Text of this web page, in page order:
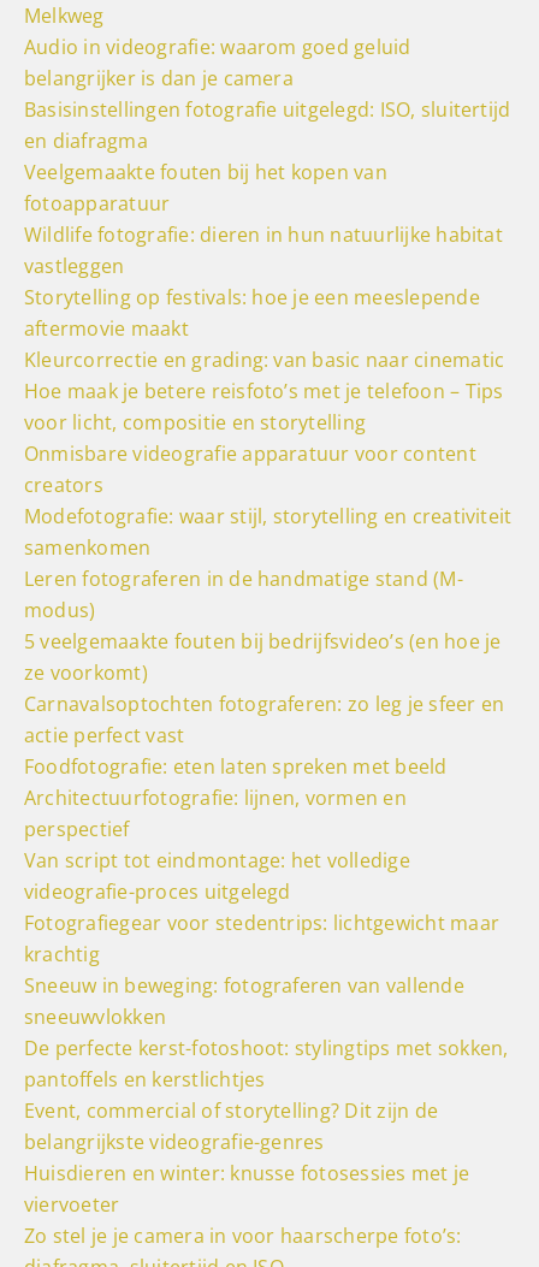
Melkweg
Audio in videografie: waarom goed geluid
belangrijker is dan je camera
Basisinstellingen fotografie uitgelegd: ISO, sluitertijd
en diafragma
Veelgemaakte fouten bij het kopen van
fotoapparatuur
Wildlife fotografie: dieren in hun natuurlijke habitat
vastleggen
Storytelling op festivals: hoe je een meeslepende
aftermovie maakt
Kleurcorrectie en grading: van basic naar cinematic
Hoe maak je betere reisfoto’s met je telefoon – Tips
voor licht, compositie en storytelling
Onmisbare videografie apparatuur voor content
creators
Modefotografie: waar stijl, storytelling en creativiteit
samenkomen
Leren fotograferen in de handmatige stand (M-
modus)
5 veelgemaakte fouten bij bedrijfsvideo’s (en hoe je
ze voorkomt)
Carnavalsoptochten fotograferen: zo leg je sfeer en
actie perfect vast
Foodfotografie: eten laten spreken met beeld
Architectuurfotografie: lijnen, vormen en
perspectief
Van script tot eindmontage: het volledige
videografie-proces uitgelegd
Fotografiegear voor stedentrips: lichtgewicht maar
krachtig
Sneeuw in beweging: fotograferen van vallende
sneeuwvlokken
De perfecte kerst-fotoshoot: stylingtips met sokken,
pantoffels en kerstlichtjes
Event, commercial of storytelling? Dit zijn de
belangrijkste videografie-genres
Huisdieren en winter: knusse fotosessies met je
viervoeter
Zo stel je je camera in voor haarscherpe foto’s: